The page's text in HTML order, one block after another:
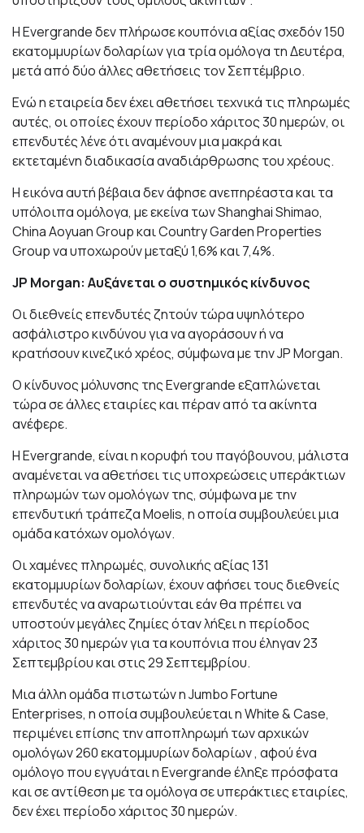
Η Evergrande δεν πλήρωσε κουπόνια αξίας σχεδόν 150
εκατομμυρίων δολαρίων για τρία ομόλογα τη Δευτέρα,
μετά από δύο άλλες αθετήσεις τον Σεπτέμβριο.
Ενώ η εταιρεία δεν έχει αθετήσει τεχνικά τις πληρωμές
αυτές, οι οποίες έχουν περίοδο χάριτος 30 ημερών, οι
επενδυτές λένε ότι αναμένουν μια μακρά και
εκτεταμένη διαδικασία αναδιάρθρωσης του χρέους.
Η εικόνα αυτή βέβαια δεν άφησε ανεπηρέαστα και τα
υπόλοιπα ομόλογα, με εκείνα των Shanghai Shimao,
China Aoyuan Group και Country Garden Properties
Group να υποχωρούν μεταξύ 1,6% και 7,4%.
JP Morgan: Αυξάνεται ο συστημικός κίνδυνος
Οι διεθνείς επενδυτές ζητούν τώρα υψηλότερο
ασφάλιστρο κινδύνου για να αγοράσουν ή να
κρατήσουν κινεζικό χρέος, σύμφωνα με την JP Morgan.
Ο κίνδυνος μόλυνσης της Evergrande εξαπλώνεται
τώρα σε άλλες εταιρίες και πέραν από τα ακίνητα
ανέφερε.
Η Evergrande, είναι η κορυφή του παγόβουνου, μάλιστα
αναμένεται να αθετήσει τις υποχρεώσεις υπεράκτιων
πληρωμών των ομολόγων της, σύμφωνα με την
επενδυτική τράπεζα Moelis, η οποία συμβουλεύει μια
ομάδα κατόχων ομολόγων.
Οι χαμένες πληρωμές, συνολικής αξίας 131
εκατομμυρίων δολαρίων, έχουν αφήσει τους διεθνείς
επενδυτές να αναρωτιούνται εάν θα πρέπει να
υποστούν μεγάλες ζημίες όταν λήξει η περίοδος
χάριτος 30 ημερών για τα κουπόνια που έληγαν 23
Σεπτεμβρίου και στις 29 Σεπτεμβρίου.
Μια άλλη ομάδα πιστωτών η Jumbo Fortune
Enterprises, η οποία συμβουλεύεται η White & Case,
περιμένει επίσης την αποπληρωμή των αρχικών
ομολόγων 260 εκατομμυρίων δολαρίων , αφού ένα
ομόλογο που εγγυάται η Evergrande έληξε πρόσφατα
και σε αντίθεση με τα ομόλογα σε υπεράκτιες εταιρίες,
δεν έχει περίοδο χάριτος 30 ημερών.